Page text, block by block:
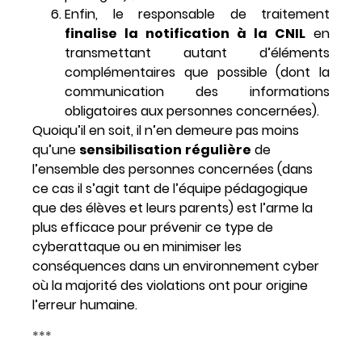
Enfin, le responsable de traitement
finalise la notification à la CNIL en
transmettant autant d’éléments
complémentaires que possible (dont la
communication des informations
obligatoires aux personnes concernées).
Quoiqu’il en soit, il n’en demeure pas moins
qu’une sensibilisation régulière de
l’ensemble des personnes concernées (dans
ce cas il s’agit tant de l’équipe pédagogique
que des élèves et leurs parents) est l’arme la
plus efficace pour prévenir ce type de
cyberattaque ou en minimiser les
conséquences dans un environnement cyber
où la majorité des violations ont pour origine
l’erreur humaine.
***